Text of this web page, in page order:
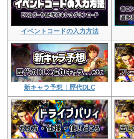
イベントコードの入力方法
新キャラ予想｜歴代DLC